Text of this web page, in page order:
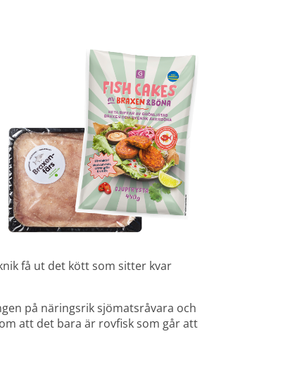
få ut det kött som sitter kvar
på näringsrik sjömatsråvara och
att det bara är rovfisk som går att